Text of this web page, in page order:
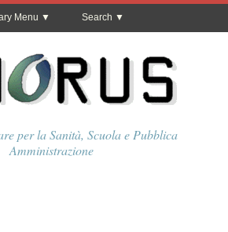
Menu Search
per la Sanità, Scuola e Pubblica
Amministrazione